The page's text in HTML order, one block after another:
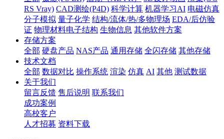
RS Vray) CAD测绘(P4D) 科学计算 机器学习AI 电磁仿真
分子模拟 量子化学 结构/流体/热/多物理场 EDA/后仿验
证 物理材料电子结构 生物信息 其他软件方案
存储方案
全部 硬盘产品 NAS产品 通用存储 全闪存储 其他存储
技术文档
全部 数据对比 操作系统 渲染 仿真 AI 其他 测试数据
关于我们
留言反馈 售后说明 联系我们
成功案例
高校客户
人才招募 资料下载